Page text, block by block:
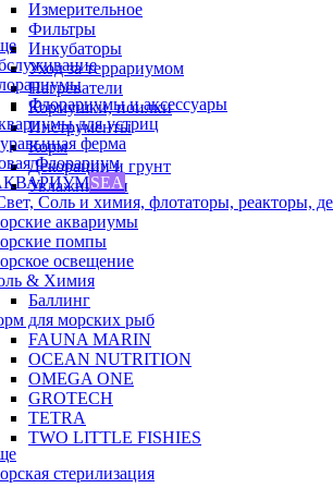
Измерительное
Фильтры
Инкубаторы
Уход за террариумом
Нагреватели
Кормушки, поилки
Инструменты
Корм
Декорации и грунт
Увлажнители
Флорариумы и аксессуары
для устриц
ферма
Флорариум
SEA
Соль и химия, флотаторы, реакторы,
аквариумы
помпы
освещение
& Химия
Баллинг
для морских рыб
FAUNA MARIN
OCEAN NUTRITION
OMEGA ONE
GROTECH
TETRA
TWO LITTLE FISHIES
стерилизация